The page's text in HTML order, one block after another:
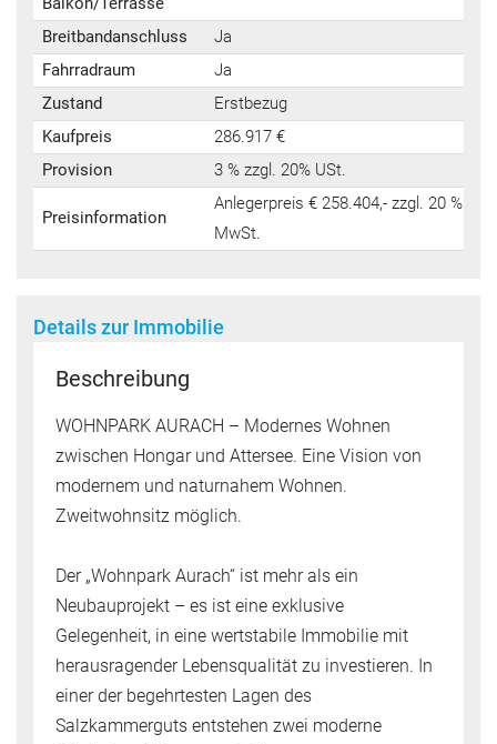
Breitbandanschluss
Ja
Fahrradraum
Ja
Zustand
Erstbezug
Kaufpreis
286.917 €
Provision
3 % zzgl. 20% USt.
Preisinformation
Anlegerpreis € 258.404,- zzgl. 20 %
MwSt.
Details zur Immobilie
Beschreibung
WOHNPARK AURACH – Modernes Wohnen
zwischen Hongar und Attersee. Eine Vision von
modernem und naturnahem Wohnen.
Zweitwohnsitz möglich.
Der „Wohnpark Aurach“ ist mehr als ein
Neubauprojekt – es ist eine exklusive
Gelegenheit, in eine wertstabile Immobilie mit
herausragender Lebensqualität zu investieren. In
einer der begehrtesten Lagen des
Salzkammerguts entstehen zwei moderne